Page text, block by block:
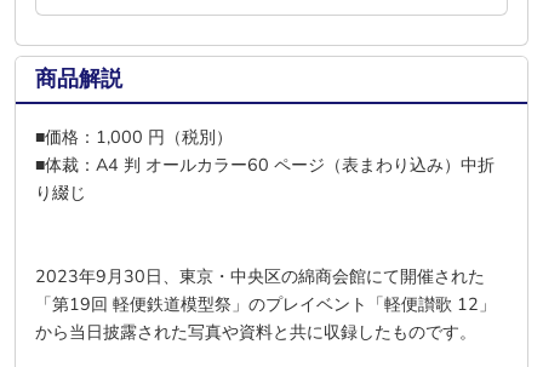
商品解説
■価格：1,000 円（税別）
■体裁：A4 判 オールカラー60 ページ（表まわり込み）中折
り綴じ
2023年9月30日、東京・中央区の綿商会館にて開催された
「第19回 軽便鉄道模型祭」のプレイベント「軽便讃歌 12」
から当日披露された写真や資料と共に収録したものです。